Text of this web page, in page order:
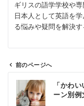
ギリスの語学学校や
日本人として英語を
る悩みや疑問を解決す
前のページへ
「かわ
ーン別例